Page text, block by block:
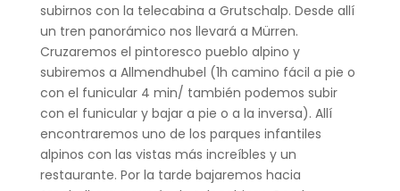
subirnos con la telecabina a Grutschalp. Desde allí
un tren panorámico nos llevará a Mürren.
Cruzaremos el pintoresco pueblo alpino y
subiremos a Allmendhubel (1h camino fácil a pie o
con el funicular 4 min/ también podemos subir
con el funicular y bajar a pie o a la inversa). Allí
encontraremos uno de los parques infantiles
alpinos con las vistas más increíbles y un
restaurante. Por la tarde bajaremos hacia